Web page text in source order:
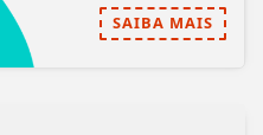
SAIBA MAIS